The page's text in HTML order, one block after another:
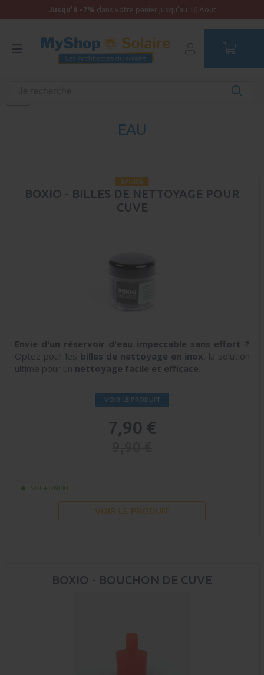
Jusqu'à -7% dans votre panier jusqu'au 16 Aout
EAU
ÉPUISÉ
BOXIO - BILLES DE NETTOYAGE POUR
CUVE
Envie d'un réservoir d'eau impeccable sans effort ?
Optez pour les billes de nettoyage en inox , la solution
ultime pour un nettoyage facile et efficace
VOIR LE PRODUIT
7,90 €
INDISPONIBLE
VOIR LE PRODUIT
BOXIO - BOUCHON DE CUVE